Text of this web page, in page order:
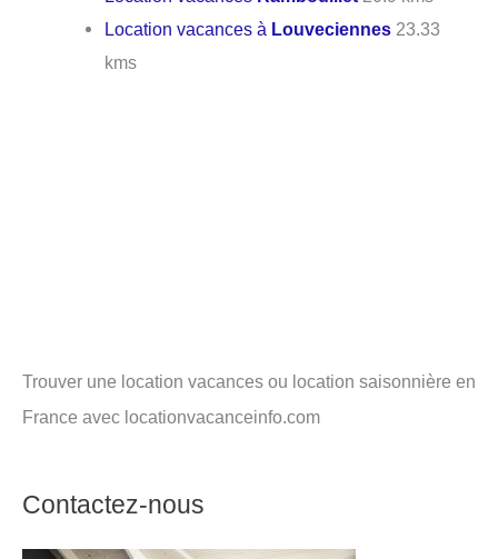
Location vacances à Louveciennes 23.33
kms
Trouver une location vacances ou location saisonnière en
France avec locationvacanceinfo.com
Contactez-nous